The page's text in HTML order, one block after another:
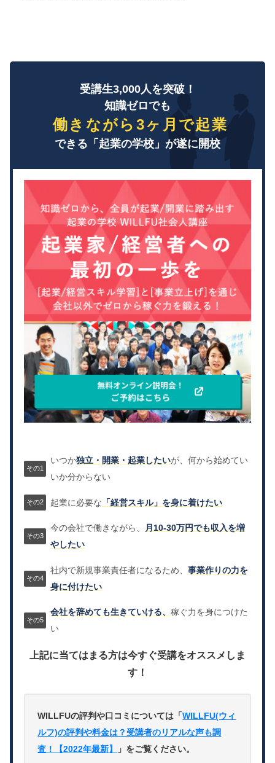
受講生3,000人を突破！
知識ゼロでも
働きながら3ヶ月で起業
できる「起業の学校」が遂に開校
いつか独立・開業・起業したいが、何から始めてい
いか分からない
起業に必要な 「経営スキル」を身に着けたい
今の会社で働きながら、
月10-30万円でも収入を増
やしたい
社内で新規事業責任者になるため、事業作りの力を
身に付けたい
会社を辞めても生きていける、稼ぐ力を身につけた
い
上記に当てはまる方は今すぐ受講をオススメしま
す！
WILLFUの評判や口コミについては「WILLFU(ウィ
ルフ)の評判や料金は？受講者のリアルな声も調
査！【2022年最新】
」をご覧ください。